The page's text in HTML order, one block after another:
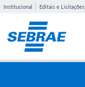
Institucional Editais e Licitações